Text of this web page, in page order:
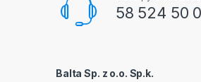
58 524 50
Balta Sp. z o.o. Sp.k.